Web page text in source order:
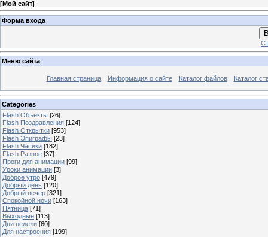
[Мой сайт]
Форма входа
Меню сайта
Главная страница Информация о сайте Каталог файлов Каталог
Categories
Flash Объекты [26]
Flash Поздравления [124]
Flash Открытки [953]
Flash Эпиграфы [23]
Flash Часики [182]
Flash Разное [37]
Проги для анимации [99]
Уроки анимации [3]
Доброе утро [479]
Добрый день [120]
Добрый вечер [321]
Спокойной ночи [163]
Пятница [71]
Выходные [113]
Дни недели [60]
Для настроения [199]